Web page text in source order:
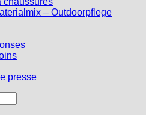
– Outdoorpflege
presse